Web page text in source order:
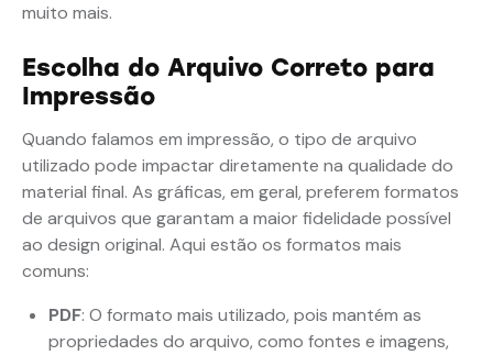
muito mais.
Escolha do Arquivo Correto para
Impressão
Quando falamos em impressão, o tipo de arquivo
utilizado pode impactar diretamente na qualidade do
material final. As gráficas, em geral, preferem formatos
de arquivos que garantam a maior fidelidade possível
ao design original. Aqui estão os formatos mais
comuns:
PDF: O formato mais utilizado, pois mantém as
propriedades do arquivo, como fontes e imagens,